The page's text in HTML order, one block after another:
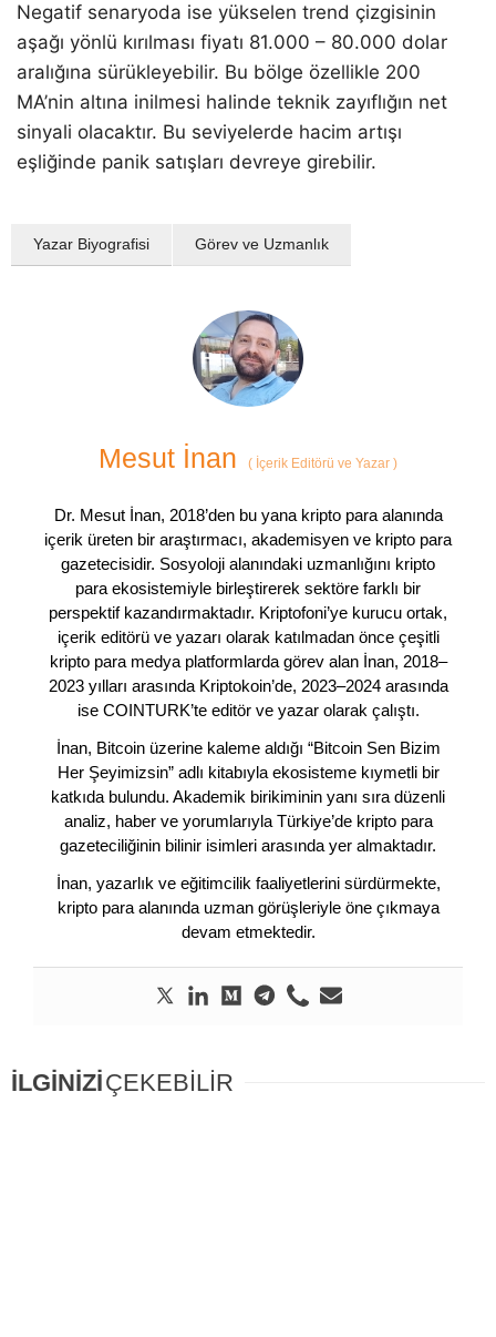
Negatif senaryoda ise yükselen trend çizgisinin
aşağı yönlü kırılması fiyatı 81.000 – 80.000 dolar
aralığına sürükleyebilir. Bu bölge özellikle 200
MA’nin altına inilmesi halinde teknik zayıflığın net
sinyali olacaktır. Bu seviyelerde hacim artışı
eşliğinde panik satışları devreye girebilir.
Yazar Biyografisi Görev ve Uzmanlık
Mesut İnan ( İçerik Editörü ve Yazar )
Dr. Mesut İnan, 2018’den bu yana kripto para alanında
içerik üreten bir araştırmacı, akademisyen ve kripto para
gazetecisidir. Sosyoloji alanındaki uzmanlığını kripto
para ekosistemiyle birleştirerek sektöre farklı bir
perspektif kazandırmaktadır. Kriptofoni’ye kurucu ortak,
içerik editörü ve yazarı olarak katılmadan önce çeşitli
kripto para medya platformlarda görev alan İnan, 2018–
2023 yılları arasında Kriptokoin’de, 2023–2024 arasında
ise COINTURK’te editör ve yazar olarak çalıştı.
İnan, Bitcoin üzerine kaleme aldığı “Bitcoin Sen Bizim
Her Şeyimizsin” adlı kitabıyla ekosisteme kıymetli bir
katkıda bulundu. Akademik birikiminin yanı sıra düzenli
analiz, haber ve yorumlarıyla Türkiye’de kripto para
gazeteciliğinin bilinir isimleri arasında yer almaktadır.
İnan, yazarlık ve eğitimcilik faaliyetlerini sürdürmekte,
kripto para alanında uzman görüşleriyle öne çıkmaya
devam etmektedir.
İLGİNİZİÇEKEBİLİR